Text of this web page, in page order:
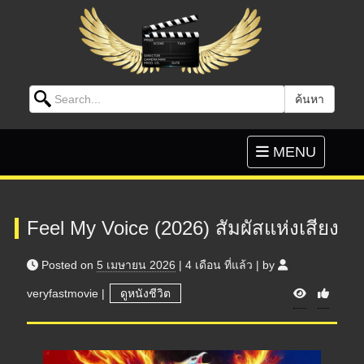
Search for: ค้นหา
Toggle
navigation
MENU
Feel My Voice (2026) สัมผัสแห่งเสียง
Posted on 5 เมษายน 2026 | 4 เดือน ที่แล้ว | by
veryfastmovie | ดูหนังชีวิต V
i
e